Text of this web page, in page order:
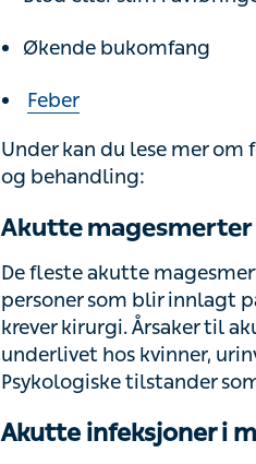
Økende bukomfang
Feber
Under kan du lese mer om
behandling:
Akutte magesmerter
De fleste akutte
personer som blir innlagt på
kirurgi. Årsaker til akutte
kvinner, urinveier, blodårer
angst og uro kan også gi
Akutte infeksjoner i
Dette kalles ofte